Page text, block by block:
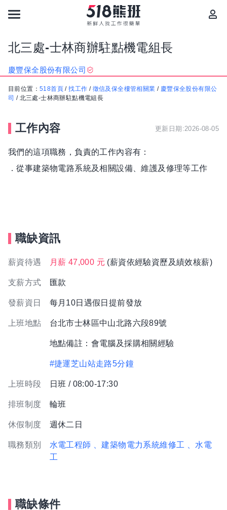
北三處-士林商辦駐點機電組長
慶豐保全股份有限公司
目前位置： 518首頁 /找工作 / 徵信及保全樓管相關業 / 慶豐保全股份有限公
司 / 北三處-士林商辦駐點機電組長
工作內容 更新日期:2026-08-05
我們的這項職務，負責的工作內容有：
．從事建築物電路系統及相關設備、維護及修理等工作
職缺資訊
薪資待遇 月薪 47,000 元 (薪資依經驗資歷及績效核薪)
支薪方式 匯款
發薪資日 每月10日遇假日提前發放
上班地點 台北市士林區中山北路六段89號
地點備註：會電腦及採購相關經驗
#捷運芝山站走路5分鐘
上班時段 日班 / 08:00-17:30
排班制度 輪班
休假制度 週休二日
職務類別 水電工程師 、建築物電力系統維修工
、水電
工
職缺條件